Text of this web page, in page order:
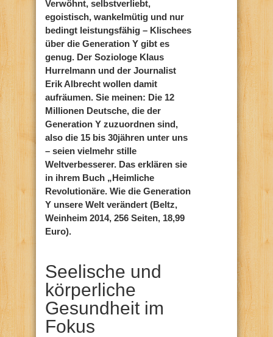
Verwöhnt, selbstverliebt,
egoistisch, wankelmütig und nur
bedingt leistungsfähig – Klischees
über die Generation Y gibt es
genug. Der Soziologe Klaus
Hurrelmann und der Journalist
Erik Albrecht wollen damit
aufräumen. Sie meinen: Die 12
Millionen Deutsche, die der
Generation Y zuzuordnen sind,
also die 15 bis 30jähren unter uns
– seien vielmehr stille
Weltverbesserer. Das erklären sie
in ihrem Buch „Heimliche
Revolutionäre. Wie die Generation
Y unsere Welt verändert (Beltz,
Weinheim 2014, 256 Seiten, 18,99
Euro).
Seelische und
körperliche
Gesundheit im
Fokus